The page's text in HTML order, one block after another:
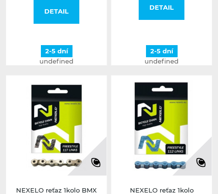
DETAIL
2-5 dní
undefined
DETAIL
2-5 dní
undefined
NEXELO reťaz 1kolo BMX
NEXELO reťaz 1kolo